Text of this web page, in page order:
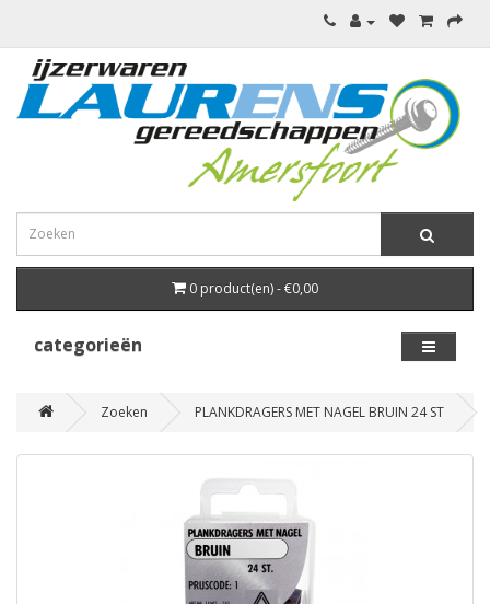
0 product(en) - €0,00
categorieën
Zoeken PLANKDRAGERS MET NAGEL BRUIN 24 ST